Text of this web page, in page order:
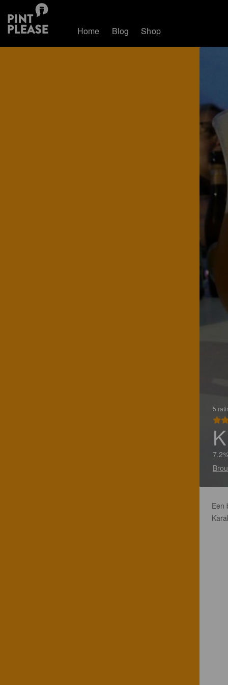
Home Blog Shop
5
Een